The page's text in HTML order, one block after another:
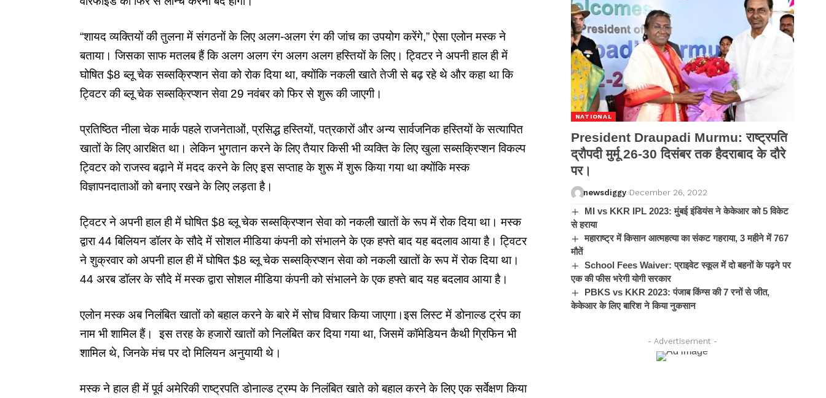
“शायद व्यक्तियों की तुलना में संगठनों के लिए अलग-अलग रंग की जांच का उपयोग करेंगे,” ऐसा एलोन मस्क ने
बताया। जिसका साफ मतलब हैं कि अलग अलग रंग अलग अलग हस्तियों के लिए। ट्विटर ने अपनी हाल ही में
घोषित $8 ब्लू चेक सब्सक्रिप्शन सेवा को रोक दिया था, क्योंकि नकली खाते तेजी से बढ़ रहे थे और कहा था कि
ट्विटर की ब्लू चेक सब्सक्रिप्शन सेवा 29 नवंबर को फिर से शुरू की जाएगी।
प्रतिष्ठित नीला चेक मार्क पहले राजनेताओं, प्रसिद्ध हस्तियों, पत्रकारों और अन्य सार्वजनिक हस्तियों के सत्यापित
खातों के लिए आरक्षित था। लेकिन भुगतान करने के लिए तैयार किसी भी व्यक्ति के लिए खुला सब्सक्रिप्शन विकल्प
ट्विटर को राजस्व बढ़ाने में मदद करने के लिए इस सप्ताह के शुरू में शुरू किया गया था क्योंकि मस्क
विज्ञापनदाताओं को बनाए रखने के लिए लड़ता है।
ट्विटर ने अपनी हाल ही में घोषित $8 ब्लू चेक सब्सक्रिप्शन सेवा को नकली खातों के रूप में रोक दिया था। मस्क
द्वारा 44 बिलियन डॉलर के सौदे में सोशल मीडिया कंपनी को संभालने के एक हफ्ते बाद यह बदलाव आया है। ट्विटर
ने शुक्रवार को अपनी हाल ही में घोषित $8 ब्लू चेक सब्सक्रिप्शन सेवा को नकली खातों के रूप में रोक दिया था।
44 अरब डॉलर के सौदे में मस्क द्वारा सोशल मीडिया कंपनी को संभालने के एक हफ्ते बाद यह बदलाव आया है।
एलोन मस्क अब निलंबित खातों को बहाल करने के बारे में सोच विचार किया जाएगा।इस लिस्ट में डोनाल्ड ट्रंप का
नाम भी शामिल हैं। इस तरह के हजारों खातों को निलंबित कर दिया गया था, जिसमें कॉमेडियन कैथी ग्रिफिन भी
शामिल थे, जिनके मंच पर दो मिलियन अनुयायी थे।
मस्क ने हाल ही में पूर्व अमेरिकी राष्ट्रपति डोनाल्ड ट्रम्प के निलंबित खाते को बहाल करने के लिए एक सर्वेक्षण किया
NATIONAL
President Draupadi Murmu: राष्ट्रपति
द्रौपदी मुर्मू 26-30 दिसंबर तक हैदराबाद के दौरे
पर।
newsdiggy December 26, 2022
MI vs KKR IPL 2023: मुंबई इंडियंस ने केकेआर को 5 विकेट
से हराया
महाराष्ट्र में किसान आत्महत्या का संकट गहराया, 3 महीने में 767
मौतें
School Fees Waiver: प्राइवेट स्कूल में दो बहनों के पढ़ने पर
एक की फीस भरेगी योगी सरकार
PBKS vs KKR 2023: पंजाब किंग्स की 7 रनों से जीत,
केकेआर के लिए बारिश ने किया नुकसान
- Advertisement -